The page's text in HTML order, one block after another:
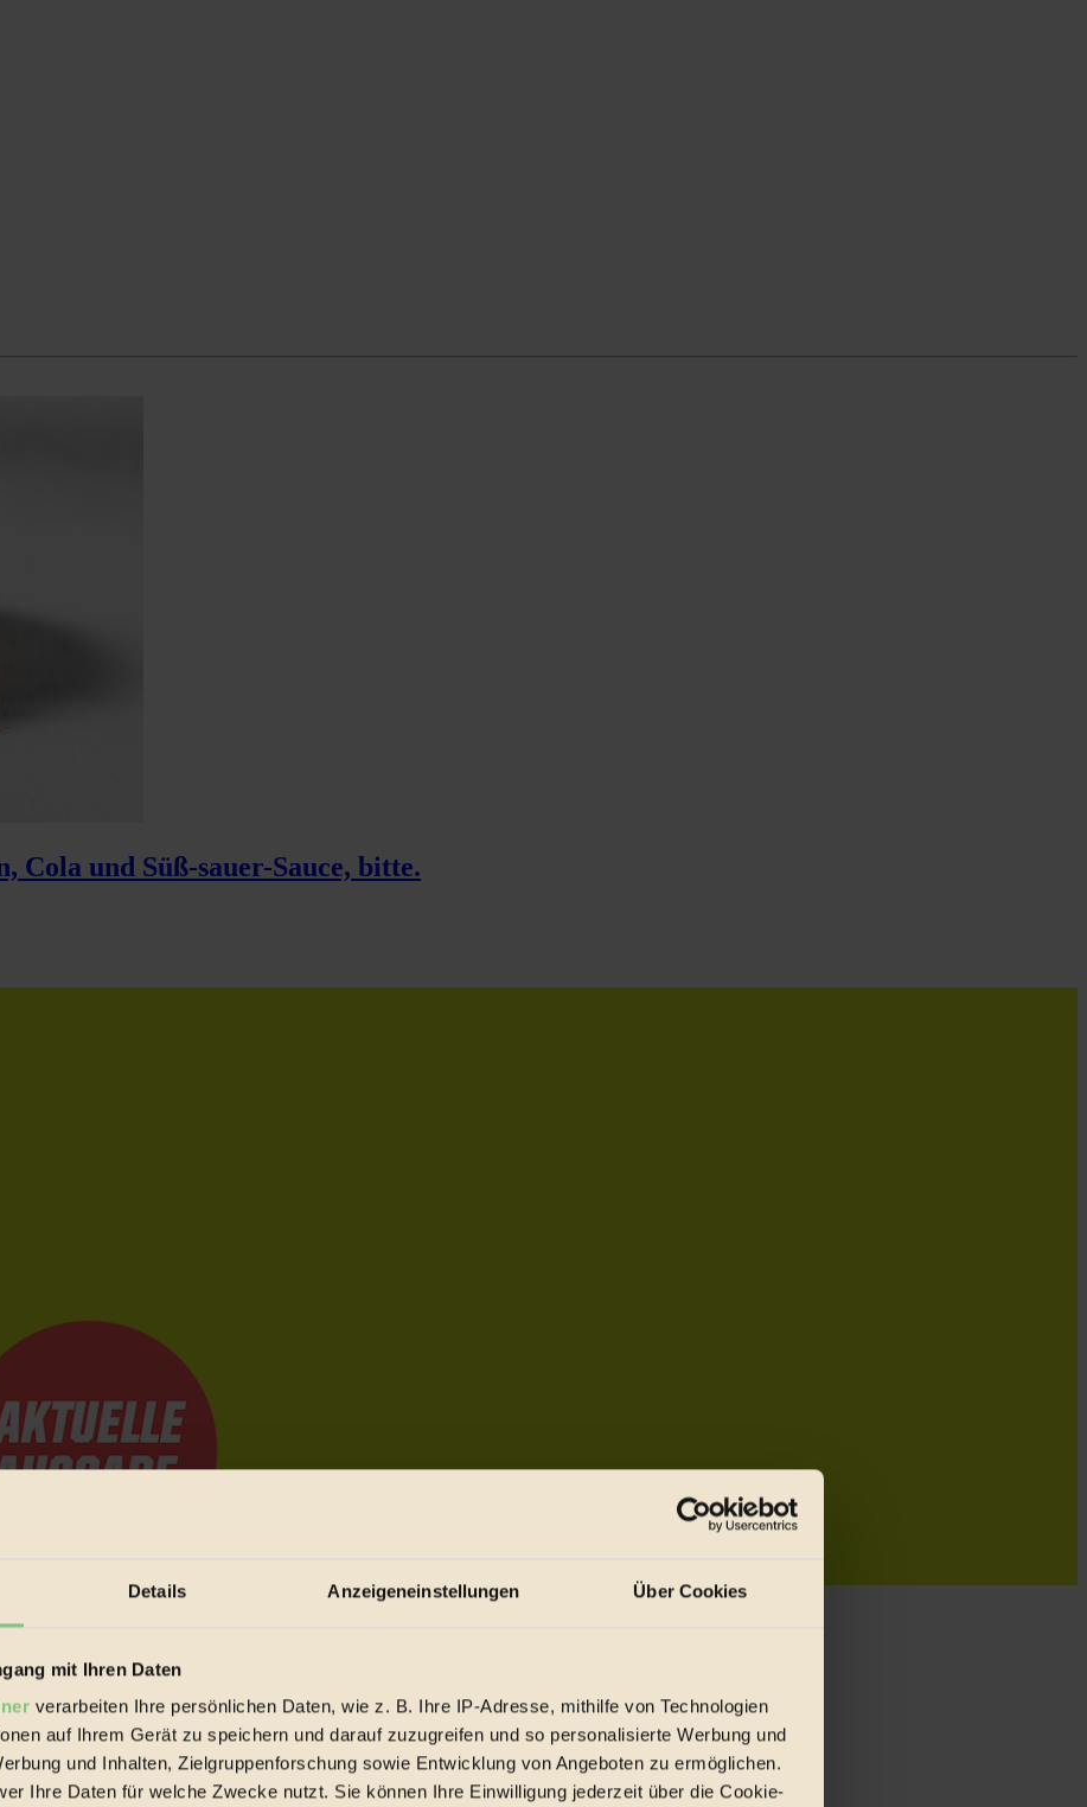
Details Anzeigeneinstellungen Über Cookies
mit Ihren Daten
verarbeiten Ihre persönlichen Daten, wie z. B. Ihre IP-Adresse, mithilfe von Technologien
auf Ihrem Gerät zu speichern und darauf zuzugreifen und so personalisierte Werbung und
und Inhalten, Zielgruppenforschung sowie Entwicklung von Angeboten zu ermöglichen.
Ihre Daten für welche Zwecke nutzt. Sie können Ihre Einwilligung jederzeit über die Cookie-
und Süß-sauer-Sauce, bitte.
Bewegungen festzuhalten.
vorbeischauen.
inziwschen oft zu Hause.
voll wieder zu dir zurückkommen.